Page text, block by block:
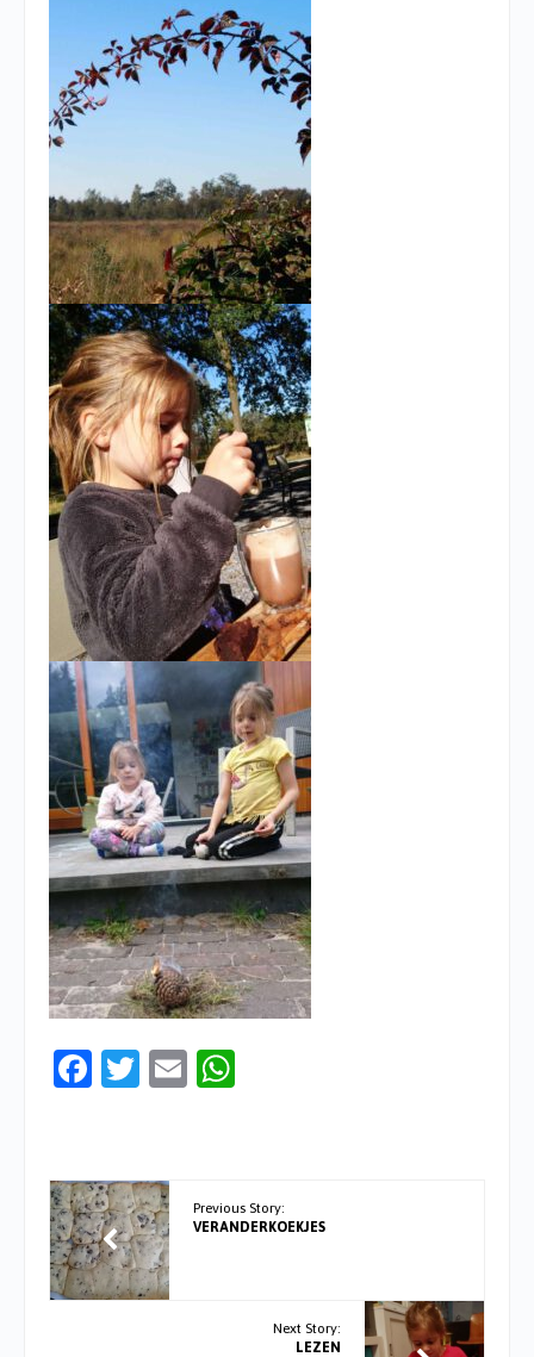
Facebook
Twitter
Email
Previous Story:
VERANDERKOEKJES
Next Story:
LEZEN